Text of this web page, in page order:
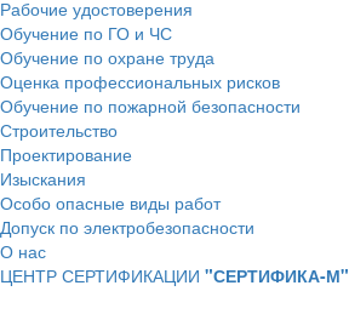
Рабочие удостоверения
Обучение по ГО и ЧС
Обучение по охране труда
Оценка профессиональных рисков
Обучение по пожарной безопасности
Строительство
Проектирование
Изыскания
Особо опасные виды работ
Допуск по электробезопасности
О нас
ЦЕНТР СЕРТИФИКАЦИИ "СЕРТИФИКА-М"